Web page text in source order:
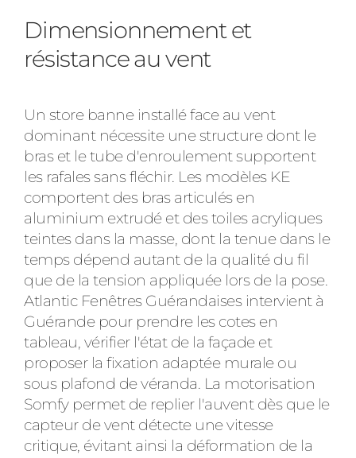
Dimensionnement et
résistance au vent
Un store banne installé face au vent
dominant nécessite une structure dont le
bras et le tube d'enroulement supportent
les rafales sans fléchir. Les modèles KE
comportent des bras articulés en
aluminium extrudé et des toiles acryliques
teintes dans la masse, dont la tenue dans le
temps dépend autant de la qualité du fil
que de la tension appliquée lors de la pose.
Atlantic Fenêtres Guérandaises intervient à
Guérande pour prendre les cotes en
tableau, vérifier l'état de la façade et
proposer la fixation adaptée murale ou
sous plafond de véranda. La motorisation
Somfy permet de replier l'auvent dès que le
capteur de vent détecte une vitesse
critique, évitant ainsi la déformation de la